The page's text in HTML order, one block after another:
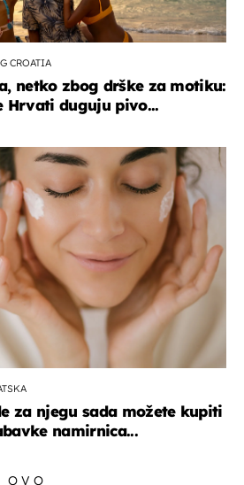
CROATIA
netko zbog drške za motiku:
Hrvati duguju pivo...
za njegu sada možete kupiti
namirnica...